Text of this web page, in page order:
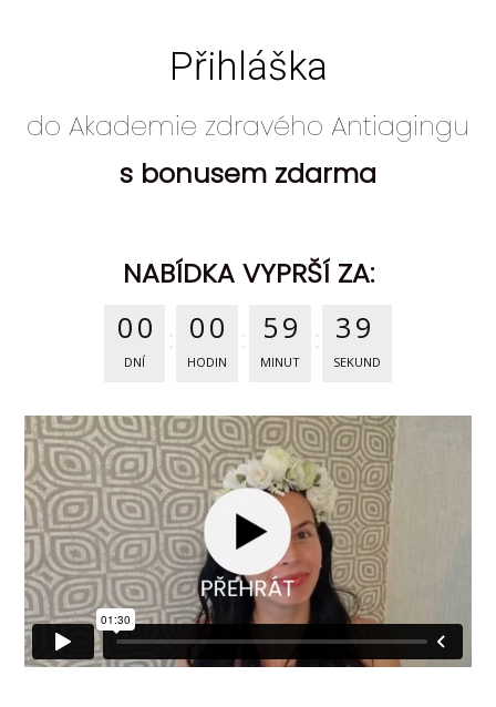
Přihláška
do Akademie zdravého Antiagingu
s bonusem zdarma
NABÍDKA VYPRŠÍ ZA:
00
DNÍ
00
HODIN
59
MINUT
38
SEKUND